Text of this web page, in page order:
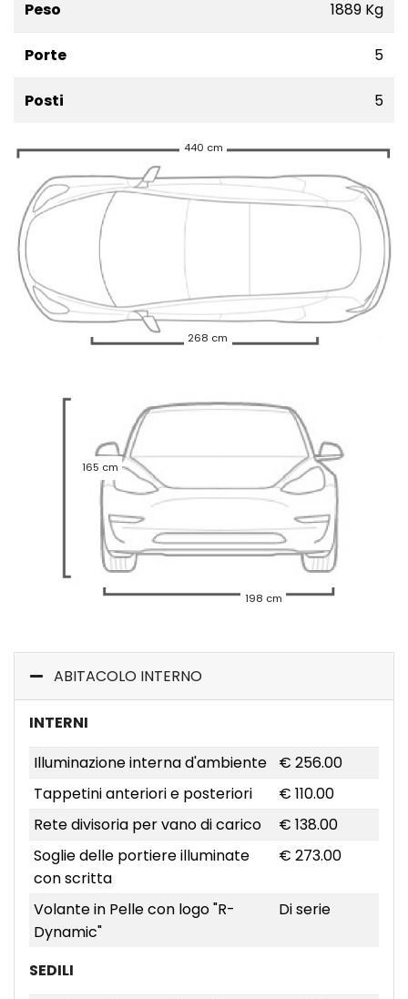
Peso 1889 Kg
Porte 5
Posti 5
440 cm
268 cm
165 cm
198 cm
ABITACOLO INTERNO
INTERNI
Illuminazione interna d'ambiente
€ 256.00
Tappetini anteriori e posteriori
€ 110.00
Rete divisoria per vano di carico
€ 138.00
Soglie delle portiere illuminate
con scritta
€ 273.00
Volante in Pelle con logo "R-
Dynamic"
Di serie
SEDILI